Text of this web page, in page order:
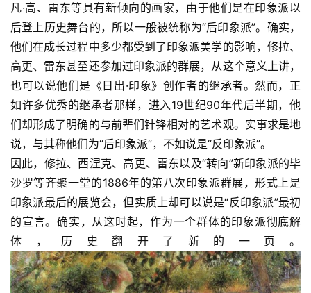
凡·高、雷东等具有新倾向的画家，由于他们是在印象派以
后登上历史舞台的，所以一般被统称为“后印象派”。确实，
他们在成长过程中多少都受到了印象派美学的影响，修拉、
高更、雷东甚至还参加过印象派的群展，从这个意义上讲，
也可以说他们是《日出·印象》创作者的继承者。然而，正
如许多优秀的继承者那样，进入19世纪90年代后半期，他
们却形成了明确的与前辈们针锋相对的艺术观。实事求是地
说，与其称他们为“后印象派”，不如说是“反印象派”。
因此，修拉、西涅克、高更、雷东以及“转向”新印象派的毕
沙罗等齐聚一堂的1886年的第八次印象派群展，形式上是
印象派最后的展览会，但实质上却可以说是“反印象派”最初
的宣言。确实，从这时起，作为一个群体的印象派彻底解
体，历史翻开了新的一页。